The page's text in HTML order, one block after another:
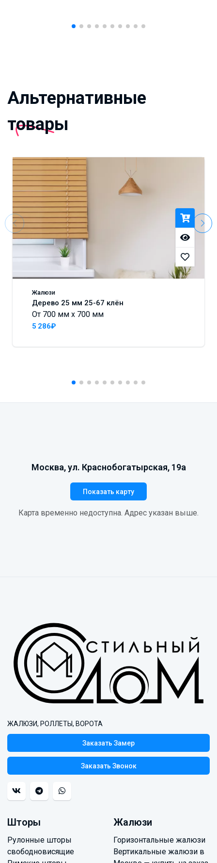
Альтернативные
товары
Жалюзи
Дерево 25 мм 25-67 клён
От 700 мм x 700 мм
5 286₽
Москва, ул. Краснобогатырская, 19а
Показать карту
Карта временно недоступна. Адрес указан выше.
ЖАЛЮЗИ, РОЛЛЕТЫ, ВОРОТА
Заказать Замер
Заказать Звонок
Шторы
Рулонные шторы
свободновисящие
Жалюзи
Горизонтальные жалюзи
Вертикальные жалюзи в